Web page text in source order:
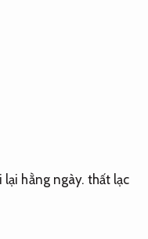
lại hằng ngày. thất lạc